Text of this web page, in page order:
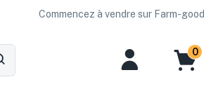
Commencez à vendre sur Farm-good
0